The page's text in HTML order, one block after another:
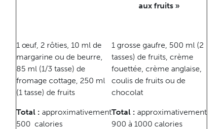
aux fruits »
1 œuf, 2 rôties, 10 ml de
margarine ou de beurre,
85 ml (1/3 tasse) de
fromage cottage, 250 ml
(1 tasse) de fruits
1 grosse gaufre, 500 ml (2
tasses) de fruits, crème
fouettée, crème anglaise,
coulis de fruits ou de
chocolat
Total : approximativement
500 calories
Total : approximativement
900 à 1000 calories